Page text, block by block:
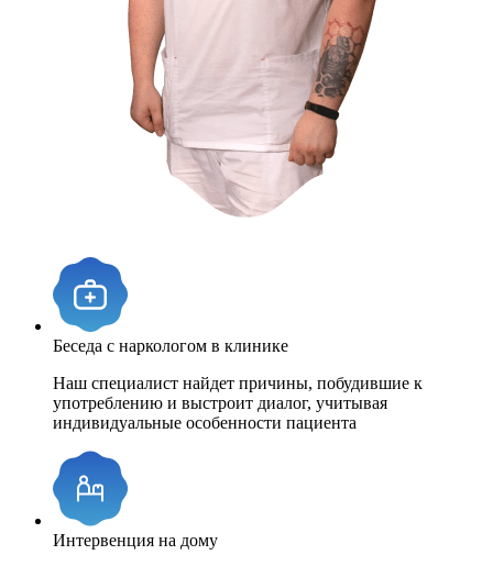
Беседа с наркологом в клинике
Наш специалист найдет причины, побудившие к
употреблению и выстроит диалог, учитывая
индивидуальные особенности пациента
Интервенция на дому